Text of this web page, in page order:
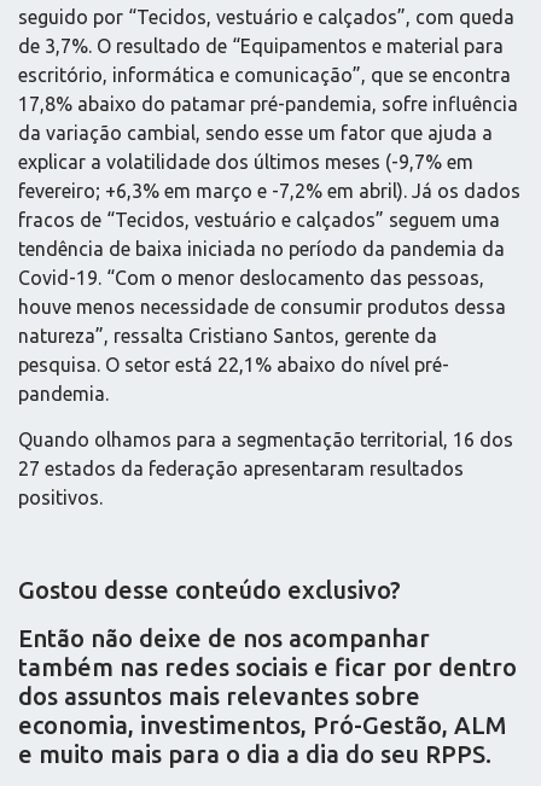
seguido por “Tecidos, vestuário e calçados”, com queda
de 3,7%. O resultado de “Equipamentos e material para
escritório, informática e comunicação”, que se encontra
17,8% abaixo do patamar pré-pandemia, sofre influência
da variação cambial, sendo esse um fator que ajuda a
explicar a volatilidade dos últimos meses (-9,7% em
fevereiro; +6,3% em março e -7,2% em abril). Já os dados
fracos de “Tecidos, vestuário e calçados” seguem uma
tendência de baixa iniciada no período da pandemia da
Covid-19. “Com o menor deslocamento das pessoas,
houve menos necessidade de consumir produtos dessa
natureza”, ressalta Cristiano Santos, gerente da
pesquisa. O setor está 22,1% abaixo do nível pré-
pandemia.
Quando olhamos para a segmentação territorial, 16 dos
27 estados da federação apresentaram resultados
positivos.
Gostou desse conteúdo exclusivo?
Então não deixe de nos acompanhar
também nas redes sociais e ficar por dentro
dos assuntos mais relevantes sobre
economia, investimentos, Pró-Gestão, ALM
e muito mais para o dia a dia do seu RPPS.